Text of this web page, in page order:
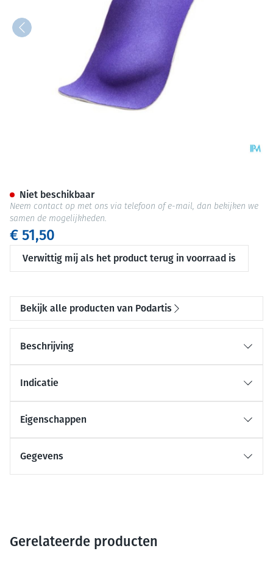
€ 51,50
Verwittig mij als het product terug in voorraad is
Niet beschikbaar
Neem contact op met ons via telefoon of e-mail, dan bekijken we
samen de mogelijkheden.
Bekijk alle producten van Podartis
Beschrijving
Indicatie
Eigenschappen
Gegevens
Gerelateerde producten